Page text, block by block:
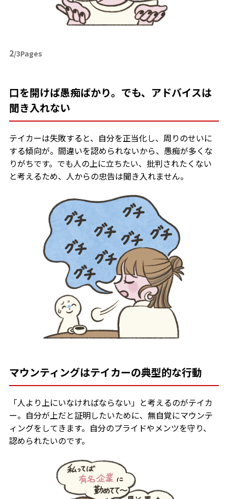
2/3Pages
口を開けば愚痴ばかり。でも、アドバイスは
聞き入れない
テイカーは失敗すると、自分を正当化し、周りのせいに
する傾向が。間違いを認められないから、愚痴が多くな
りがちです。でも人の上に立ちたい、批判されたくない
と考えるため、人からの忠告は聞き入れません。
マウンティングはテイカーの典型的な行動
「人より上にいなければならない」と考えるのがテイカ
ー。自分が上だと証明したいために、無自覚にマウンテ
ィングをしてきます。自分のプライドやメンツを守り、
認められたいのです。